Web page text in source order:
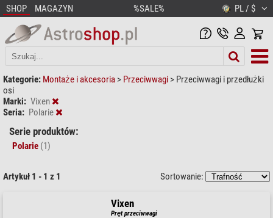
SHOP MAGAZYN %SALE% PL / $
Kategorie: Montaże i akcesoria > Przeciwwagi > Przeciwwagi i przedłużki
osi
Marki: Vixen
Seria: Polarie
Serie produktów:
Polarie (1)
Artykuł 1 - 1 z 1 Sortowanie:
Vixen
Pręt przeciwwagi